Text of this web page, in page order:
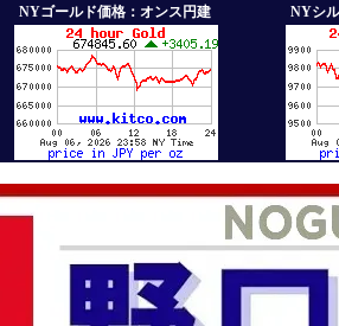
NYゴールド価格：オンス円建 NYシ